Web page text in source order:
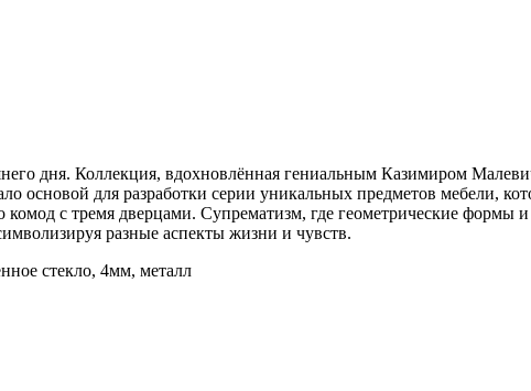
дня. Коллекция, вдохновлённая гениальным Казимиром
основой для разработки серии уникальных предметов мебели,
с тремя дверцами. Супрематизм, где геометрические
разные аспекты жизни и чувств.
стекло, 4мм, металл